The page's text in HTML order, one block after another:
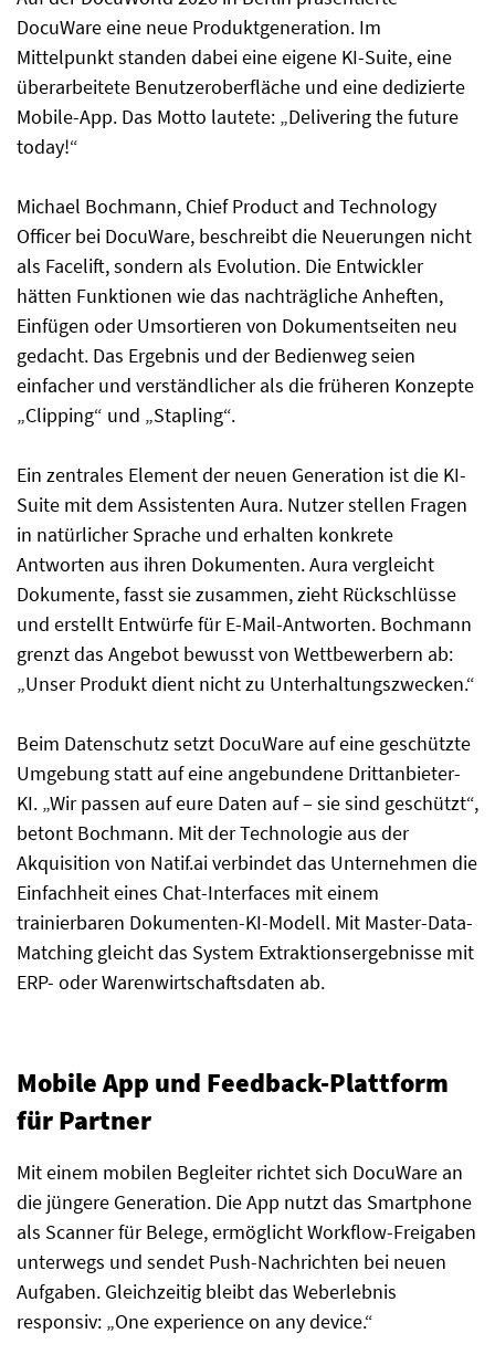
DocuWare eine neue Produktgeneration. Im
Mittelpunkt standen dabei eine eigene KI-Suite, eine
überarbeitete Benutzeroberfläche und eine dedizierte
Mobile-App. Das Motto lautete: „Delivering the future
today!“
Michael Bochmann, Chief Product and Technology
Officer bei DocuWare, beschreibt die Neuerungen nicht
als Facelift, sondern als Evolution. Die Entwickler
hätten Funktionen wie das nachträgliche Anheften,
Einfügen oder Umsortieren von Dokumentseiten neu
gedacht. Das Ergebnis und der Bedienweg seien
einfacher und verständlicher als die früheren Konzepte
„Clipping“ und „Stapling“.
Ein zentrales Element der neuen Generation ist die KI-
Suite mit dem Assistenten Aura. Nutzer stellen Fragen
in natürlicher Sprache und erhalten konkrete
Antworten aus ihren Dokumenten. Aura vergleicht
Dokumente, fasst sie zusammen, zieht Rückschlüsse
und erstellt Entwürfe für E-Mail-Antworten. Bochmann
grenzt das Angebot bewusst von Wettbewerbern ab:
„Unser Produkt dient nicht zu Unterhaltungszwecken.“
Beim Datenschutz setzt DocuWare auf eine geschützte
Umgebung statt auf eine angebundene Drittanbieter-
KI. „Wir passen auf eure Daten auf – sie sind geschützt“,
betont Bochmann. Mit der Technologie aus der
Akquisition von Natif.ai verbindet das Unternehmen die
Einfachheit eines Chat-Interfaces mit einem
trainierbaren Dokumenten-KI-Modell. Mit Master-Data-
Matching gleicht das System Extraktionsergebnisse mit
ERP- oder Warenwirtschaftsdaten ab.
Mobile App und Feedback-Plattform
für Partner
Mit einem mobilen Begleiter richtet sich DocuWare an
die jüngere Generation. Die App nutzt das Smartphone
als Scanner für Belege, ermöglicht Workflow-Freigaben
unterwegs und sendet Push-Nachrichten bei neuen
Aufgaben. Gleichzeitig bleibt das Weberlebnis
responsiv: „One experience on any device.“